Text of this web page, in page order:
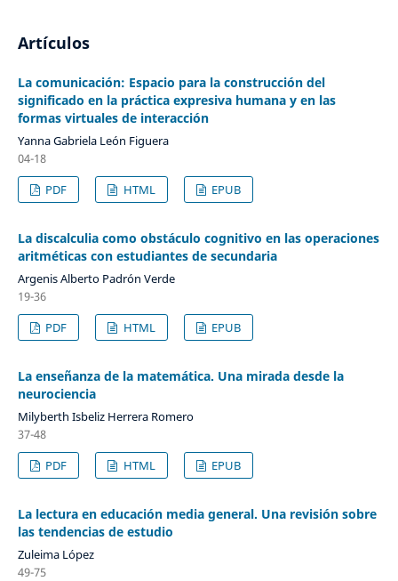
Artículos
La comunicación: Espacio para la construcción del
significado en la práctica expresiva humana y en las
formas virtuales de interacción
Yanna Gabriela León Figuera
04-18
PDF
HTML EPUB
La discalculia como obstáculo cognitivo en las operaciones
aritméticas con estudiantes de secundaria
Argenis Alberto Padrón Verde
19-36
PDF
HTML EPUB
La enseñanza de la matemática. Una mirada desde la
neurociencia
Milyberth Isbeliz Herrera Romero
37-48
PDF
HTML EPUB
La lectura en educación media general. Una revisión sobre
las tendencias de estudio
Zuleima López
49-75